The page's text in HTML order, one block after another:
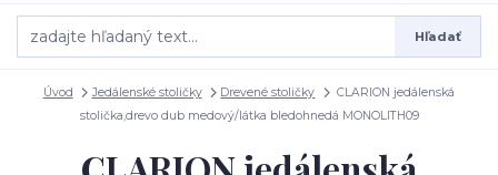
Hľadať
Úvod Jedálenské stoličky Drevené stoličky
CLARION jedálenská
stolička,drevo dub medový/látka bledohnedá MONOLITH09